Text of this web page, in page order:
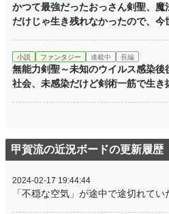
かつて最強だったおっさん剣聖、
だけじゃ生き残れなかったので、
小説 ファンタジー 連載中 長編
無能力剣聖～未知のウイルス感染
社会、未感染だけど剣術一筋で生き
甲賀流の近況ボードの更新履歴
2024-02-17 19:44:44
「不穏な空気」が途中で途切れてい